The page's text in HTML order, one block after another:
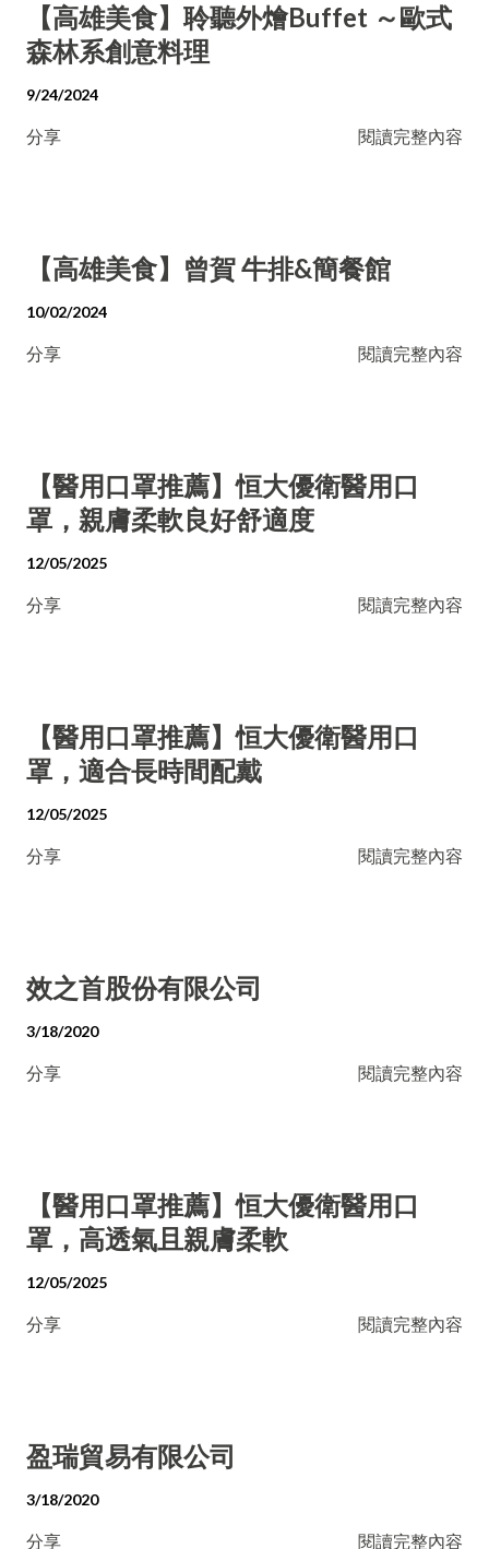
【高雄美食】聆聽外燴Buffet ～歐式
森林系創意料理
9/24/2024
分享 閱讀完整內容
【高雄美食】曾賀 牛排&簡餐館
10/02/2024
分享 閱讀完整內容
【醫用口罩推薦】恒大優衛醫用口
罩，親膚柔軟良好舒適度
12/05/2025
分享 閱讀完整內容
【醫用口罩推薦】恒大優衛醫用口
罩，適合長時間配戴
12/05/2025
分享 閱讀完整內容
效之首股份有限公司
3/18/2020
分享 閱讀完整內容
【醫用口罩推薦】恒大優衛醫用口
罩，高透氣且親膚柔軟
12/05/2025
分享 閱讀完整內容
盈瑞貿易有限公司
3/18/2020
分享 閱讀完整內容